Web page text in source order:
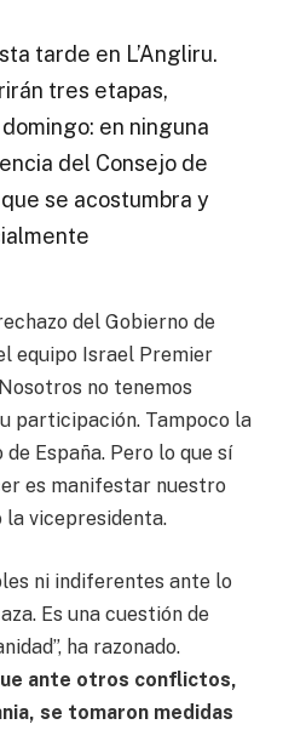
tarde en L’Angliru.
tres etapas,
en ninguna
del Consejo de
se acostumbra y
del Gobierno de
equipo Israel Premier
no tenemos
participación. Tampoco la
España. Pero lo que sí
es manifestar nuestro
la vicepresidenta.
ni indiferentes ante lo
Es una cuestión de
ha razonado.
ante otros conflictos,
se tomaron medidas